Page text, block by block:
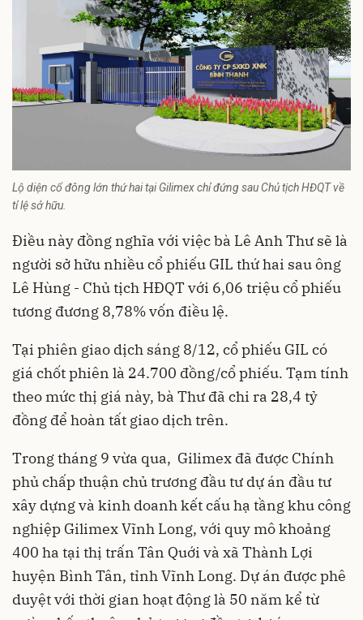
Lộ diện cổ đông lớn thứ hai tại Gilimex chỉ đứng sau Chủ tịch HĐQT về
tỉ lệ sở hữu.
Điều này đồng nghĩa với việc bà Lê Anh Thư sẽ là
người sở hữu nhiều cổ phiếu GIL thứ hai sau ông
Lê Hùng - Chủ tịch HĐQT với 6,06 triệu cổ phiếu
tương đương 8,78% vốn điều lệ.
Tại phiên giao dịch sáng 8/12, cổ phiếu GIL có
giá chốt phiên là 24.700 đồng/cổ phiếu. Tạm tính
theo mức thị giá này, bà Thư đã chi ra 28,4 tỷ
đồng để hoàn tất giao dịch trên.
Trong tháng 9 vừa qua, Gilimex đã được Chính
phủchấp thuận chủ trương đầu tư dự án đầu tư
xây dựng và kinh doanh kết cấu hạ tầng khu công
nghiệp Gilimex Vĩnh Long, với quy mô khoảng
400 ha tại thị trấn Tân Quới và xã Thành Lợi
huyện Bình Tân, tỉnh Vĩnh Long. Dự án được phê
duyệt với thời gian hoạt động là 50 năm kể từ